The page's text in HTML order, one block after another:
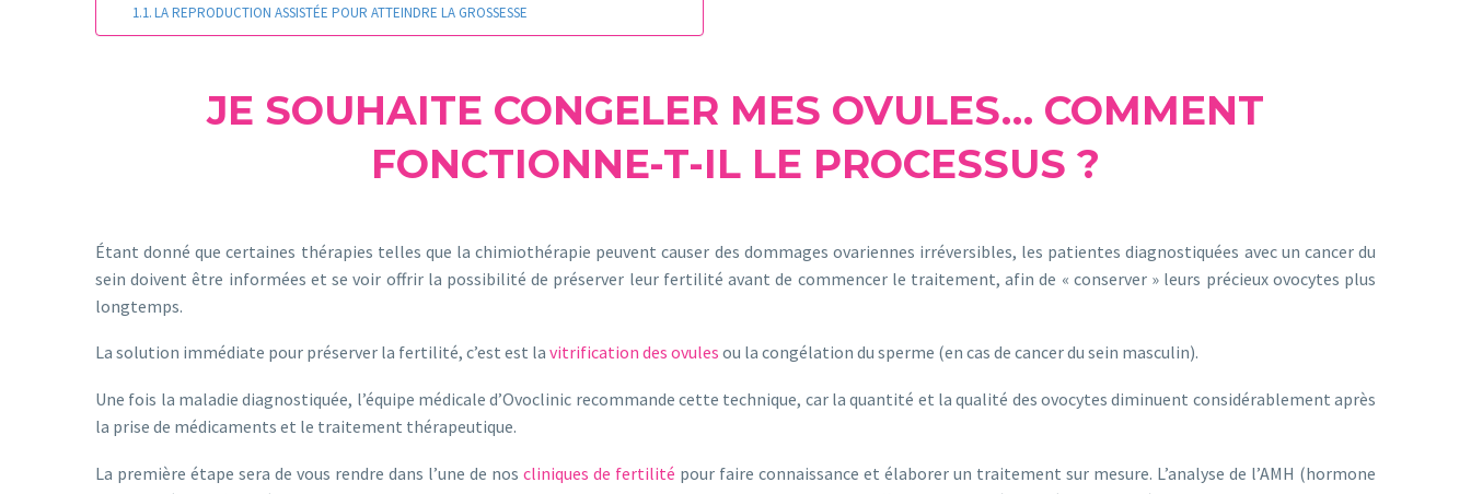
LA REPRODUCTION ASSISTÉE POUR ATTEINDRE LA GROSSESSE
JE SOUHAITE CONGELER MES OVULES… COMMENT
FONCTIONNE-T-IL LE PROCESSUS ?
Étant donné que certaines thérapies telles que la chimiothérapie peuvent causer des dommages ovariennes irréversibles, les patientes diagnostiquées avec un cancer du
sein doivent être informées et se voir offrir la possibilité de préserver leur fertilité avant de commencer le traitement, afin de « conserver » leurs précieux ovocytes plus
longtemps.
La solution immédiate pour préserver la fertilité, c’est est la vitrification des ovules ou la congélation du sperme (en cas de cancer du sein masculin).
Une fois la maladie diagnostiquée, l’équipe médicale d’Ovoclinic recommande cette technique, car la quantité et la qualité des ovocytes diminuent considérablement après
la prise de médicaments et le traitement thérapeutique.
La première étape sera de vous rendre dans l’une de nos cliniques de fertilité pour faire connaissance et élaborer un traitement sur mesure. L’analyse de l’AMH (hormone